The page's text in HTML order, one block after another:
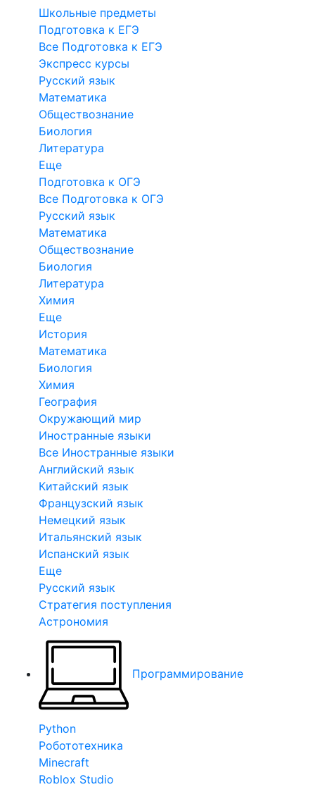
Школьные предметы
Подготовка к ЕГЭ
Все Подготовка к ЕГЭ
Экспресс курсы
Русский язык
Математика
Обществознание
Биология
Литература
Еще
Подготовка к ОГЭ
Все Подготовка к ОГЭ
Русский язык
Математика
Обществознание
Биология
Литература
Химия
Еще
История
Математика
Биология
Химия
География
Окружающий мир
Иностранные языки
Все Иностранные языки
Английский язык
Китайский язык
Французский язык
Немецкий язык
Итальянский язык
Испанский язык
Еще
Русский язык
Стратегия поступления
Астрономия
Программирование
Python
Робототехника
Minecraft
Roblox Studio